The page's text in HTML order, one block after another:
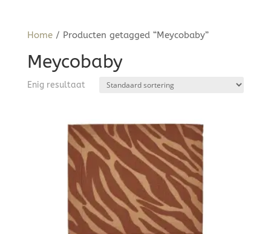
Home/ Producten getagged “Meycobaby”
Meycobaby
Enig resultaat